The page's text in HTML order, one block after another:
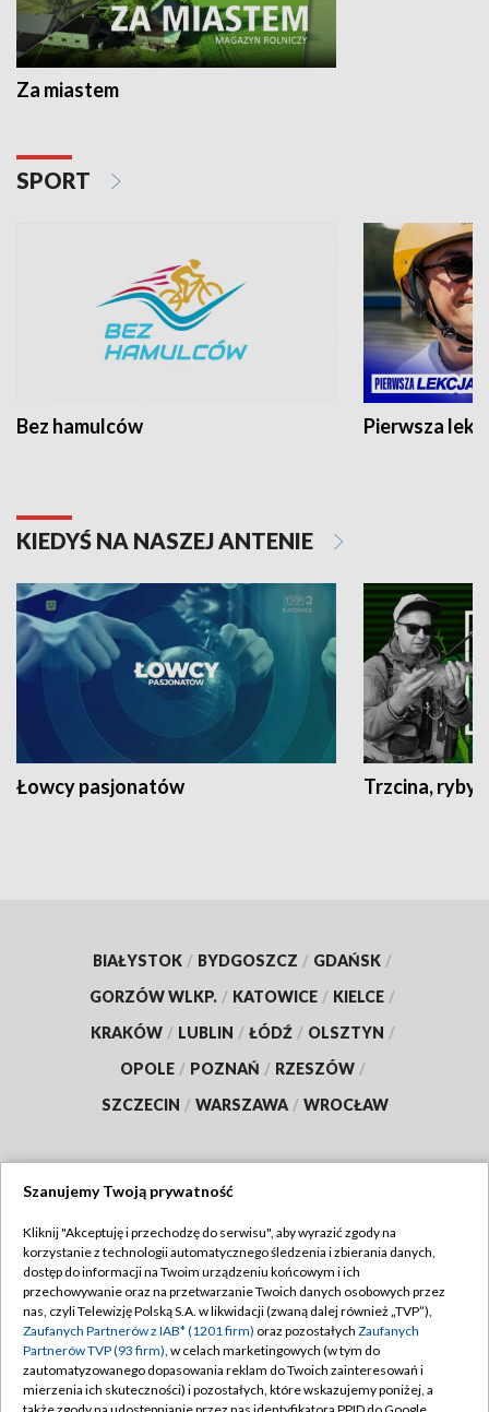
Za miastem
SPORT
Bez hamulców Pierwsza
KIEDYŚ NA NASZEJ ANTENIE
Łowcy pasjonatów Trzcina, ryby
BIAŁYSTOK / BYDGOSZCZ / GDAŃSK /
GORZÓW WLKP. / KATOWICE / KIELCE /
KRAKÓW / LUBLIN / ŁÓDŹ / OLSZTYN /
OPOLE / POZNAŃ / RZESZÓW /
SZCZECIN / WARSZAWA / WROCŁAW
TVP
Abonament TVP
Emisja w TVP
Centrum informacji TVP
Naziemna Telewizja Cyfrowa
Regulamin TVP
Polityka prywatności
Moje zgody
Pomoc
Szanujemy Twoją prywatność
Kliknij "Akceptuję i przechodzę do serwisu", aby wyrazić zgody na
korzystanie z technologii automatycznego śledzenia i zbierania danych,
dostęp do informacji na Twoim urządzeniu końcowym i ich
przechowywanie oraz na przetwarzanie Twoich danych osobowych przez
nas, czyli Telewizję Polską S.A. w likwidacji (zwaną dalej również „TVP”),
Zaufanych Partnerów z IAB* (1201 firm) oraz pozostałych Zaufanych
Partnerów TVP (93 firm), w celach marketingowych (w tym do
zautomatyzowanego dopasowania reklam do Twoich zainteresowań i
mierzenia ich skuteczności) i pozostałych, które wskazujemy poniżej, a